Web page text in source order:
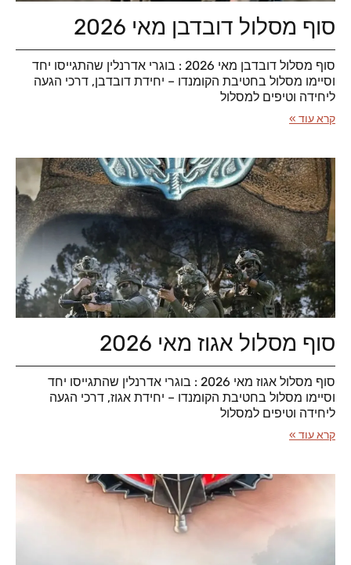
סוף מסלול דובדבן מאי 2026
סוף מסלול דובדבן מאי 2026 : בוגרי אדרנלין שהתגייסו יחד
וסיימו מסלול בחטיבת הקומנדו – יחידת דובדבן, דרכי הגעה
ליחידה וטיפים למסלול
קרא עוד »
סוף מסלול אגוז מאי 2026
סוף מסלול אגוז מאי 2026 : בוגרי אדרנלין שהתגייסו יחד
וסיימו מסלול בחטיבת הקומנדו – יחידת אגוז, דרכי הגעה
ליחידה וטיפים למסלול
קרא עוד »